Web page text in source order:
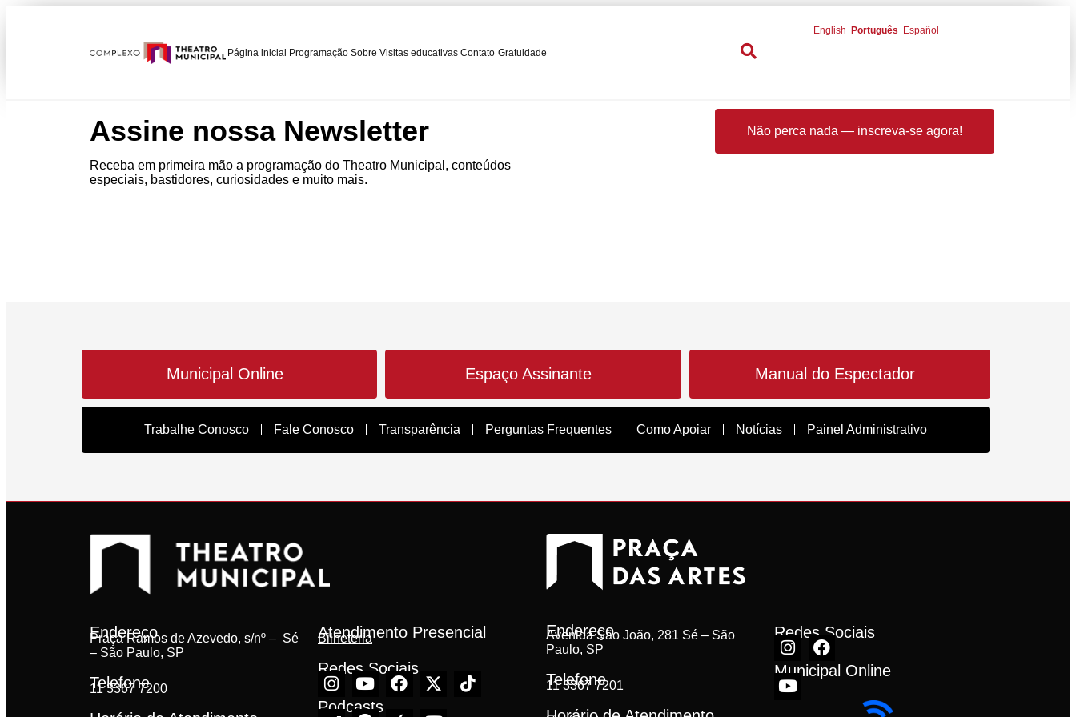
Página inicial Programação Sobre Visitas educativas Contato Gratuidade
English Português Español
Assine nossa Newsletter
Receba em primeira mão a programação do Theatro Municipal, conteúdos
especiais, bastidores, curiosidades e muito mais.
Não perca nada — inscreva-se agora!
Municipal Online Espaço Assinante Manual do Espectador
Trabalhe Conosco Fale Conosco Transparência Perguntas Frequentes Como Apoiar Notícias Painel Administrativo
Endereço
Praça Ramos de Azevedo, s/nº – Sé
– São Paulo, SP
Telefone
11 3367 7200
Atendimento Presencial
Bilheteria
Redes Sociais
Podcasts
Endereço
Avenida São João, 281 Sé – São
Paulo, SP
Telefone
11 3367 7201
Redes Sociais
Municipal Online